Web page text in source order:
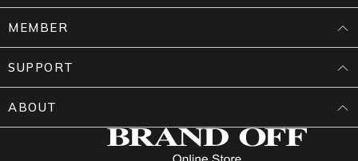
MEMBER
SUPPORT
ABOUT